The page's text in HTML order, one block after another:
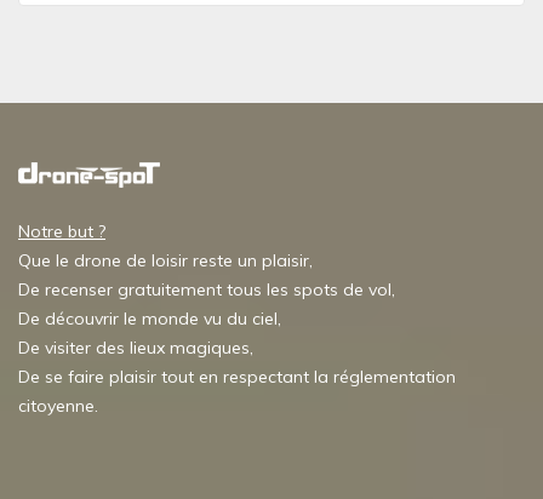
Notre but ?
Que le drone de loisir reste un plaisir,
De recenser gratuitement tous les spots de vol,
De découvrir le monde vu du ciel,
De visiter des lieux magiques,
De se faire plaisir tout en respectant la réglementation
citoyenne.